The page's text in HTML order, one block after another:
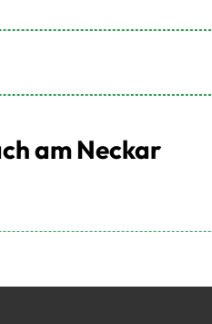
am Neckar